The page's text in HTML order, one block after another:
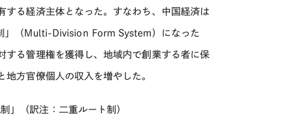
する経済主体となった。すなわち、中国経済は
」（Multi-Division Form System）になった
する管理権を獲得し、地域内で創業する者に保
方官僚個人の収入を増やした。
」（訳注：二重ルート制）